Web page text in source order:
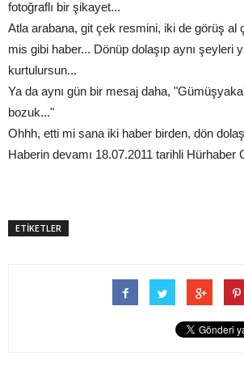
fotoğraflı bir şikayet...
Atla arabana, git çek resmini, iki de görüş al
mis gibi haber... Dönüp dolaşıp aynı şeyleri
kurtulursun...
Ya da aynı gün bir mesaj daha,
bozuk..."
Ohhh, etti mi sana iki haber birden, dön dolaş,
Haberin devamı 18.07.2011 tarihli Hürhaber
ETİKETLER